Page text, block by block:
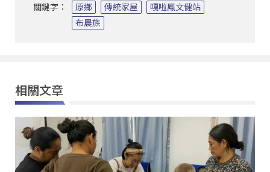
關鍵字： 原鄉 傳統家屋
嘎啦鳳文健站
布農族
相關文章